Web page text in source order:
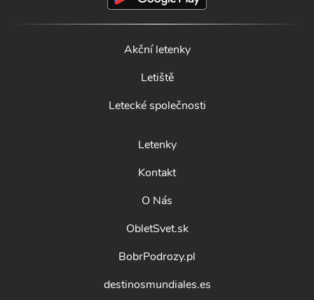
Akční letenky
Letiště
Letecké společnosti
Letenky
Kontakt
O Nás
ObletSvet.sk
BobrPodrozy.pl
destinosmundiales.es